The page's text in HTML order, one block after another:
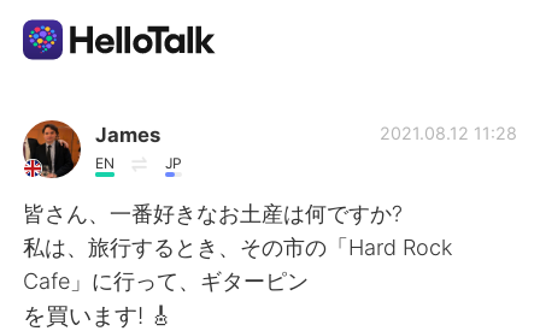
แอปแลกเปลี่ยนทางภาษา
AI Grammar Checker
ไทย
James
EN JP
2021.08.12 11:28
皆さん、一番好きなお土産は何ですか?
私は、旅行するとき、その市の「Hard Rock
Cafe」に行って、ギターピン
を買います! 🎸